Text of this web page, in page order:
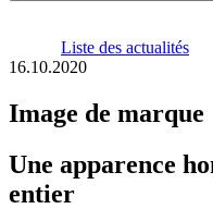
Liste des actualités
16.10.2020
Image de marque
Une apparence
entier